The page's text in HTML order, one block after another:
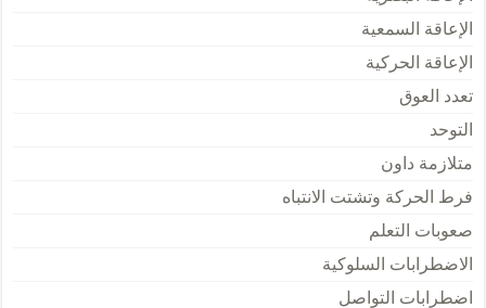
الإعاقة السمعية
الإعاقة الحركية
تعدد العوق
التوحد
متلازمة داون
فرط الحركة وتشتت الانتباه
صعوبات التعلم
الاضطرابات السلوكية
اضطرابات التواصل